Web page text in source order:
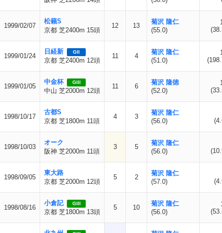
1999/02/07
松籟S
京都 芝2400m 15頭
12 13
菊沢 隆仁
(55.0)
1999/01/24
日経新 GII
京都 芝2400m 12頭
11 4
菊沢 隆仁
(51.0)
1999/01/05
中金杯 GIII
中山 芝2000m 12頭
11 6
菊沢 隆徳
(52.0)
1998/10/17
古都S
京都 芝1800m 11頭
4 3
菊沢 隆仁
(56.0)
1998/10/03
オーク
阪神 芝2000m 11頭
3 5
菊沢 隆仁
(56.0)
1998/09/05
東大路
京都 芝2000m 12頭
5 2
菊沢 隆仁
(57.0)
1998/08/16
小倉記 GIII
京都 芝1800m 13頭
5 10
菊沢 隆仁
(56.0)